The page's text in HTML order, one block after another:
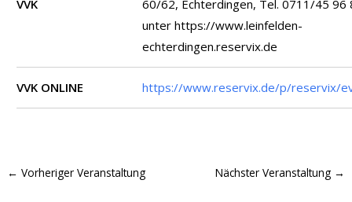
VVK
60/62, Echterdingen, Tel. 0711/45 96
unter https://www.leinfelden-
echterdingen.reservix.de
VVK ONLINE https://www.reservix.de/p/reservix/
← Vorheriger Veranstaltung Nächster Veranstaltung →